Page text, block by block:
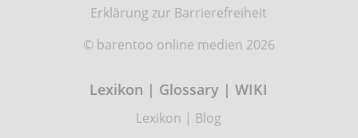
Erklärung zur Barrierefreiheit
© barentoo online medien 2026
Lexikon | Glossary | WIKI
Lexikon | Blog